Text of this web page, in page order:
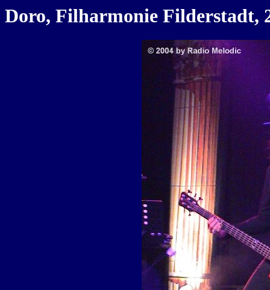
Doro, Filharmonie Filderstadt,